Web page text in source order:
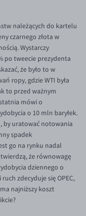
należących do kartelu
czarnego złota w
Wystarczy
po tweecie prezydenta
że było to w
ropy, gdzie WTI była
to przed ważnym
mówi o
o 10 mln baryłek.
by uratować notowania
spadek
go na rynku nadal
że równowagę
dziennego o
zdecyduje się OPEC,
najniższy koszt